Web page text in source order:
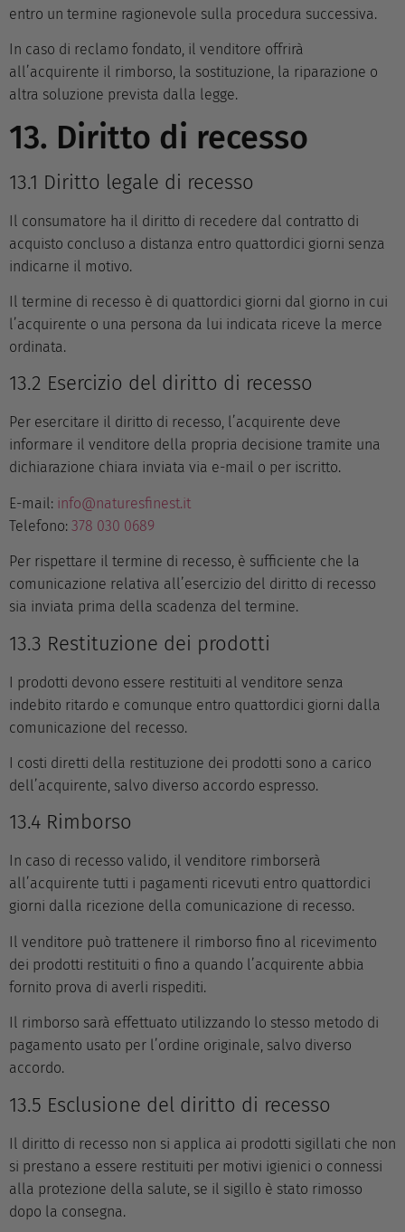
entro un termine ragionevole sulla procedura successiva.
In caso di reclamo fondato, il venditore offrirà
all’acquirente il rimborso, la sostituzione, la riparazione o
altra soluzione prevista dalla legge.
13. Diritto di recesso
13.1 Diritto legale di recesso
Il consumatore ha il diritto di recedere dal contratto di
acquisto concluso a distanza entro quattordici giorni senza
indicarne il motivo.
Il termine di recesso è di quattordici giorni dal giorno in cui
l’acquirente o una persona da lui indicata riceve la merce
ordinata.
13.2 Esercizio del diritto di recesso
Per esercitare il diritto di recesso, l’acquirente deve
informare il venditore della propria decisione tramite una
dichiarazione chiara inviata via e-mail o per iscritto.
E-mail: info@naturesfinest.it
Telefono: 378 030 0689
Per rispettare il termine di recesso, è sufficiente che la
comunicazione relativa all’esercizio del diritto di recesso
sia inviata prima della scadenza del termine.
13.3 Restituzione dei prodotti
I prodotti devono essere restituiti al venditore senza
indebito ritardo e comunque entro quattordici giorni dalla
comunicazione del recesso.
I costi diretti della restituzione dei prodotti sono a carico
dell’acquirente, salvo diverso accordo espresso.
13.4 Rimborso
In caso di recesso valido, il venditore rimborserà
all’acquirente tutti i pagamenti ricevuti entro quattordici
giorni dalla ricezione della comunicazione di recesso.
Il venditore può trattenere il rimborso fino al ricevimento
dei prodotti restituiti o fino a quando l’acquirente abbia
fornito prova di averli rispediti.
Il rimborso sarà effettuato utilizzando lo stesso metodo di
pagamento usato per l’ordine originale, salvo diverso
accordo.
13.5 Esclusione del diritto di recesso
Il diritto di recesso non si applica ai prodotti sigillati che non
si prestano a essere restituiti per motivi igienici o connessi
alla protezione della salute, se il sigillo è stato rimosso
dopo la consegna.